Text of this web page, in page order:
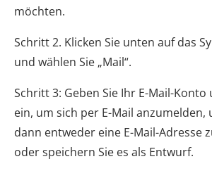
möchten.
Schritt 2. Klicken Sie unten auf das
und wählen Sie „Mail“.
Schritt 3: Geben Sie Ihr E-Mail-
ein, um sich per E-Mail anzumelden,
dann entweder eine E-Mail-Adresse
oder speichern Sie es als Entwurf.